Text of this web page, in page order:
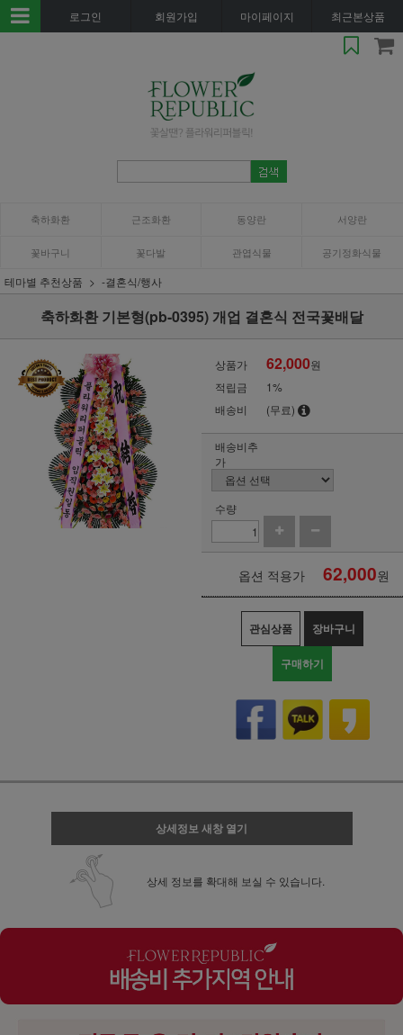
로그인 회원가입 마이페이지 최근본상품
축하화환 근조화환 동양란 서양란
꽃바구니 꽃다발 관엽식물 공기정화식물
테마별 추천상품 -결혼식/행사
축하화환 기본형(pb-0395) 개업 결혼식 전국꽃배달
상품가 62,000원
적립금
1%
배송비
(무료)
배송비추
가
수량
옵션 적용가 62,000원
관심상품 장바구니
구매하기
상세정보 새창 열기
상세 정보를 확대해 보실 수 있습니다.